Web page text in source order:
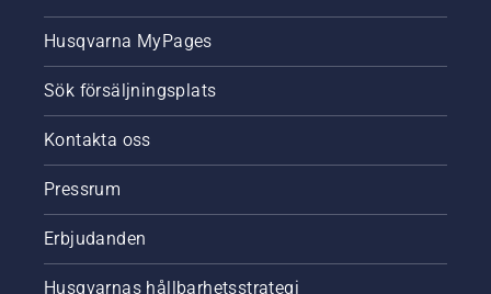
Husqvarna MyPages
Sök försäljningsplats
Kontakta oss
Pressrum
Erbjudanden
Husqvarnas hållbarhetsstrategi